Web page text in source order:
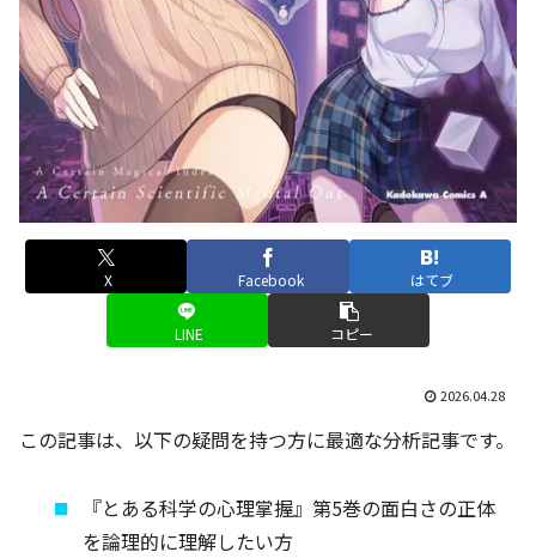
X Facebook はてブ
LINE コピー
2026.04.28
この記事は、以下の疑問を持つ方に最適な分析記事です。
『とある科学の心理掌握』第5巻の面白さの正体
を論理的に理解したい方